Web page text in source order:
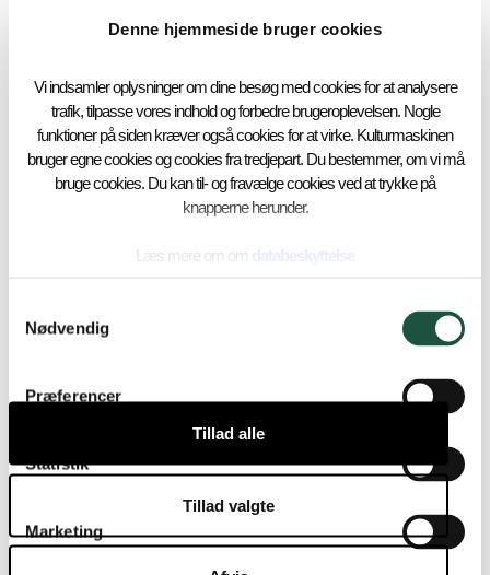
Denne hjemmeside bruger cookies
Vi indsamler oplysninger om dine besøg med cookies for at analysere
trafik, tilpasse vores indhold og forbedre brugeroplevelsen. Nogle
funktioner på siden kræver også cookies for at virke. Kulturmaskinen
bruger egne cookies og cookies fra tredjepart. Du bestemmer, om vi må
bruge cookies. Du kan til- og fravælge cookies ved at trykke på
knapperne herunder.
Læs mere om om databeskyttelse
Nødvendig
Præferencer
Statistik
Marketing
Tillad alle
Tillad valgte